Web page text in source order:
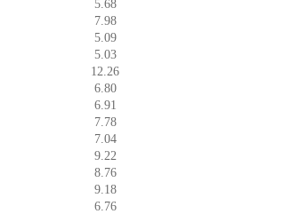
5.68
7.98
5.09
5.03
12.26
6.80
6.91
7.78
7.04
9.22
8.76
9.18
6.76